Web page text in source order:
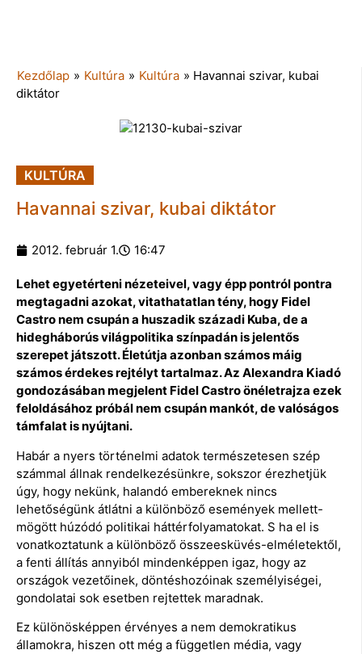
Kezdőlap » Kultúra » Kultúra » Havannai szivar, kubai
diktátor
KULTÚRA
Havannai szivar, kubai diktátor
2012. február 1. 16:47
Lehet egyetérteni nézeteivel, vagy épp pontról pontra
megtagadni azokat, vitathatatlan tény, hogy Fidel
Castro nem csupán a huszadik századi Kuba, de a
hidegháborús világpolitika színpadán is jelentős
szerepet játszott. Életútja azonban számos máig
számos érdekes rejtélyt tartalmaz. Az Alexandra Kiadó
gondozásában megjelent Fidel Castro önéletrajza ezek
feloldásához próbál nem csupán mankót, de valóságos
támfalat is nyújtani.
Habár a nyers történelmi adatok természetesen szép
számmal állnak rendelkezésünkre, sokszor érezhetjük
úgy, hogy nekünk, halandó embereknek nincs
lehetőségünk átlátni a különböző események mellett-
mögött húzódó politikai háttérfolyamatokat. S ha el is
vonatkoztatunk a különböző összeesküvés-elméletektől,
a fenti állítás annyiból mindenképpen igaz, hogy az
országok vezetőinek, döntéshozóinak személyiségei,
gondolatai sok esetben rejtettek maradnak.
Ez különösképpen érvényes a nem demokratikus
államokra, hiszen ott még a független média, vagy